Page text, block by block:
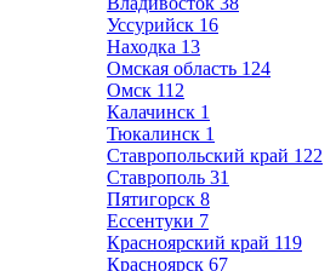
Уссурийск 16
Находка 13
Омская область 124
Омск 112
Калачинск 1
Тюкалинск 1
Ставропольский край 122
Ставрополь 31
Пятигорск 8
Ессентуки 7
Красноярский край 119
Красноярск 67